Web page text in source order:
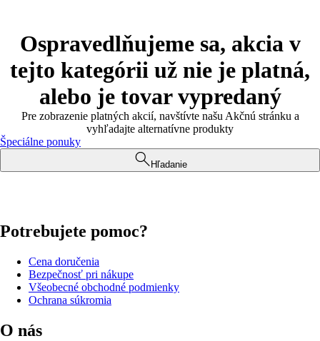
Ospravedlňujeme sa, akcia v
tejto kategórii už nie je platná,
alebo je tovar vypredaný
Pre zobrazenie platných akcií, navštívte našu Akčnú stránku a
vyhľadajte alternatívne produkty
Špeciálne ponuky
Hľadanie
Potrebujete pomoc?
Cena doručenia
Bezpečnosť pri nákupe
Všeobecné obchodné podmienky
Ochrana súkromia
O nás